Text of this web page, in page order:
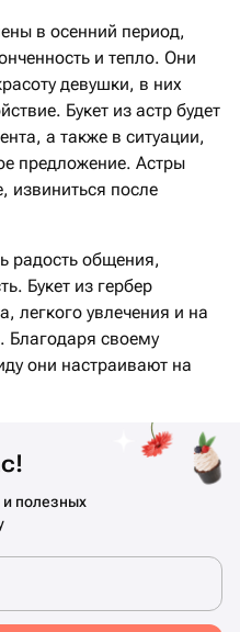
в осенний период,
и тепло. Они
девушки, в них
Букет из астр будет
а также в ситуации,
предложение. Астры
извиниться после
радость общения,
Букет из гербер
легкого увлечения и на
Благодаря своему
они настраивают на
полезных